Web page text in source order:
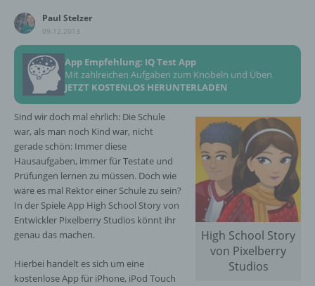
Paul Stelzer
09.12.2013
App Empfehlung: IQ Test App
Mit zahlreichen Aufgaben zum Knobeln und Üben
JETZT KOSTENLOS HERUNTERLADEN
High School Story
von Pixelberry
Studios
Sind wir doch mal ehrlich: Die Schule
war, als man noch Kind war, nicht
gerade schön: Immer diese
Hausaufgaben, immer für Testate und
Prüfungen lernen zu müssen. Doch wie
wäre es mal Rektor einer Schule zu sein?
In der Spiele App High School Story von
Entwickler Pixelberry Studios könnt ihr
genau das machen.
Hierbei handelt es sich um eine
kostenlose App für iPhone, iPod Touch